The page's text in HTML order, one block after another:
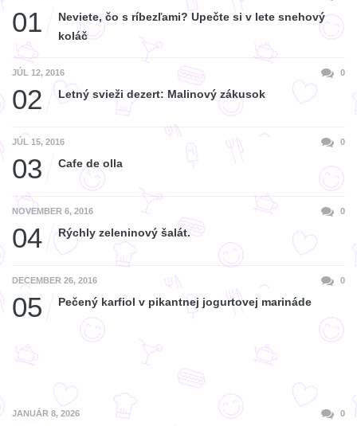
01
Neviete, čo s ríbezľami? Upečte si v lete snehový
koláč
JÚL 12, 2016 0
02 Letný svieži dezert: Malinový zákusok
JÚL 15, 2016 0
03 Cafe de olla
NOVEMBER 6, 2016 0
04 Rýchly zeleninový šalát.
DECEMBER 26, 2016 0
05 Pečený karfiol v pikantnej jogurtovej marináde
JANUÁR 8, 2026 0